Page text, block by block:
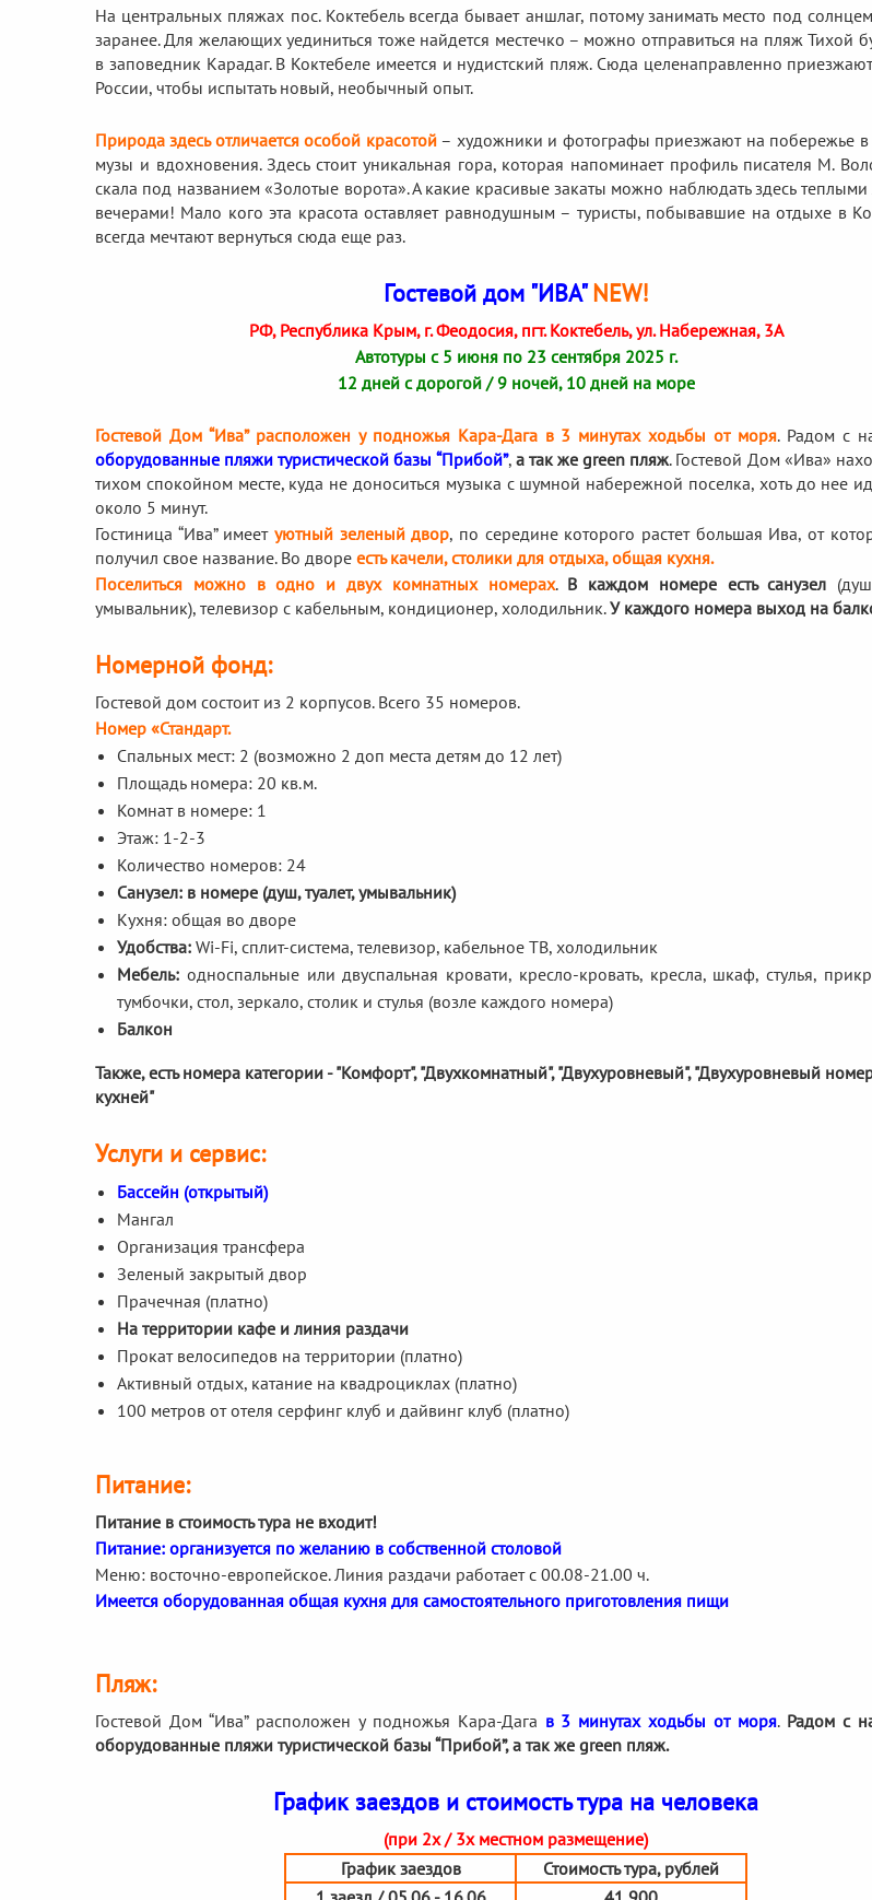
На центральных пляжах пос. Коктебель всегда бывает аншлаг, потому занимать место под
заранее. Для желающих уединиться тоже найдется местечко – можно отправиться на пляж Тихой
в заповедник Карадаг. В Коктебеле имеется и нудистский пляж. Сюда целенаправленно
России, чтобы испытать новый, необычный опыт.
Природа здесь отличается особой красотой– художники и фотографы приезжают на побережье в
музы и вдохновения. Здесь стоит уникальная гора, которая напоминает профиль писателя М.
скала под названием «Золотые ворота». А какие красивые закаты можно наблюдать здесь теплыми
вечерами! Мало кого эта красота оставляет равнодушным – туристы, побывавшие на отдыхе в
всегда мечтают вернуться сюда еще раз.
Гостевой дом "ИВА"NEW!
РФ, Республика Крым, г. Феодосия, пгт. Коктебель, ул. Набережная, 3А
Автотуры с 5 июня по 23 сентября 2025 г.
12 дней с дорогой / 9 ночей, 10 дней на море
Гостевой Дом “Ива” расположен у подножья Кара-Дага в 3 минутах ходьбы от моря. Радом с
оборудованные пляжи туристической базы “Прибой”, а так же green пляж. Гостевой Дом «Ива»
тихом спокойном месте, куда не доноситься музыка с шумной набережной поселка, хоть до нее
около 5 минут.
Гостиница “Ива” имеет уютный зеленый двор, по середине которого растет большая Ива, от
получил свое название. Во дворе есть качели, столики для отдыха, общая кухня.
Поселиться можно в одно и двух комнатных номерах. В каждом номере есть санузел
умывальник), телевизор с кабельным, кондиционер, холодильник.У каждого номера выход на
Номерной фонд:
Гостевой дом состоит из 2 корпусов. Всего 35 номеров.
Номер «Стандарт.
Спальных мест: 2 (возможно 2 доп места детям до 12 лет)
Площадь номера: 20 кв.м.
Комнат в номере: 1
Этаж: 1-2-3
Количество номеров: 24
Санузел: в номере (душ, туалет, умывальник)
Кухня: общая во дворе
Удобства: Wi-Fi, сплит-система, телевизор, кабельное ТВ, холодильник
Мебель: односпальные или двуспальная кровати, кресло-кровать, кресла, шкаф, стулья,
тумбочки, стол, зеркало, столик и стулья (возле каждого номера)
Балкон
Также, есть номера категории - "Комфорт", "Двухкомнатный", "Двухуровневый", "Двухуровневый
кухней"
Услуги и сервис:
Бассейн (открытый)
Мангал
Организация трансфера
Зеленый закрытый двор
Прачечная (платно)
На территории кафе и линия раздачи
Прокат велосипедов на территории (платно)
Активный отдых, катание на квадроциклах (платно)
100 метров от отеля серфинг клуб и дайвинг клуб (платно)
Питание:
Питание в стоимость тура не входит!
Питание: организуется по желанию в собственной столовой
Меню: восточно-европейское. Линия раздачи работает с 00.08-21.00 ч.
Имеется оборудованная общая кухня для самостоятельного приготовления пищи
Пляж:
Гостевой Дом “Ива” расположен у подножья Кара-Дага в 3 минутах ходьбы от моря. Радом с
оборудованные пляжи туристической базы “Прибой”, а так же green пляж.
График заездов и стоимость тура на человека
(при 2х / 3х местном размещение)
График заездов
Стоимость тура, рублей